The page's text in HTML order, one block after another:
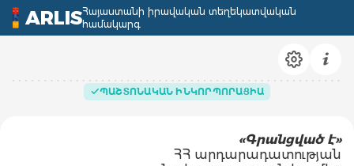
ARLISՀայաստանի իրավական տեղեկատվական
համակարգ
ՊԱՇՏՈՆԱԿԱՆ ԻՆԿՈՐՊՈՐԱՑԻԱ
«Գրանցված է»
ՀՀ արդարադատության